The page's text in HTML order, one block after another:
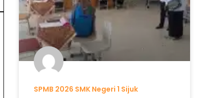
SPMB 2026 SMK Negeri 1 Sijuk